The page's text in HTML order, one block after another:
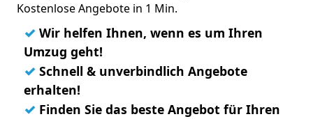
Kostenlose Angebote in 1 Min.
✓ Wir helfen Ihnen, wenn es um Ihren
Umzug geht!
✓ Schnell & unverbindlich Angebote
erhalten!
✓ Finden Sie das beste Angebot für Ihren